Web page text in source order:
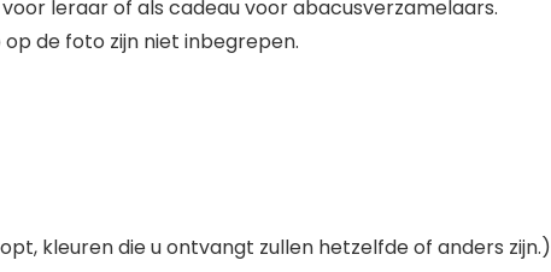
leraar of als cadeau voor abacusverzamelaars.
de foto zijn niet inbegrepen.
kleuren die u ontvangt zullen hetzelfde of anders zijn.)